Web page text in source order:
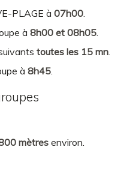
PLAGE à 07h00.
à 8h00 et 08h05.
toutes les 15 mn.
à 8h45.
mètresenviron.